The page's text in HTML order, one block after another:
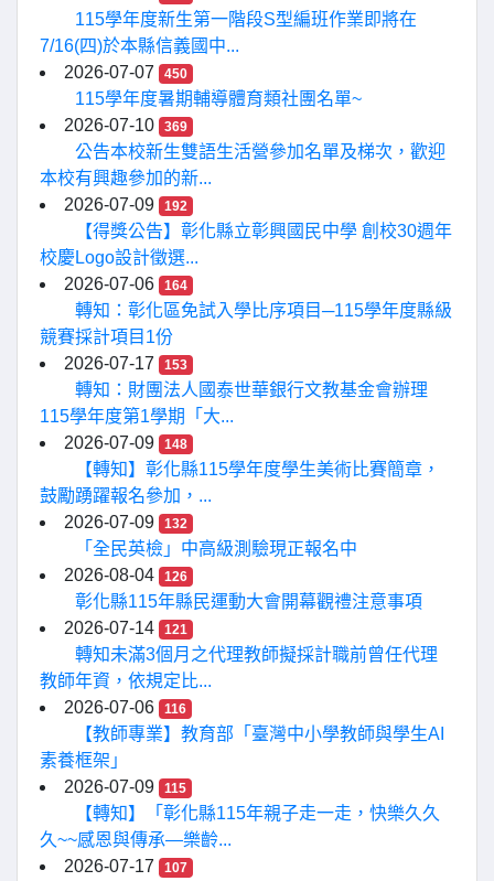
115學年度新生第一階段S型編班作業即將在
7/16(四)於本縣信義國中...
2026-07-07
450
115學年度暑期輔導體育類社團名單~
2026-07-10
369
公告本校新生雙語生活營參加名單及梯次，歡迎
本校有興趣參加的新...
2026-07-09
192
【得獎公告】彰化縣立彰興國民中學 創校30週年
校慶Logo設計徵選...
2026-07-06
164
轉知：彰化區免試入學比序項目─115學年度縣級
競賽採計項目1份
2026-07-17
153
轉知：財團法人國泰世華銀行文教基金會辦理
115學年度第1學期「大...
2026-07-09
148
【轉知】彰化縣115學年度學生美術比賽簡章，
鼓勵踴躍報名參加，...
2026-07-09
132
「全民英檢」中高級測驗現正報名中
2026-08-04
126
彰化縣115年縣民運動大會開幕觀禮注意事項
2026-07-14
121
轉知未滿3個月之代理教師擬採計職前曾任代理
教師年資，依規定比...
2026-07-06
116
【教師專業】教育部「臺灣中小學教師與學生AI
素養框架」
2026-07-09
115
【轉知】「彰化縣115年親子走一走，快樂久久
久~~感恩與傳承—樂齡...
2026-07-17
107